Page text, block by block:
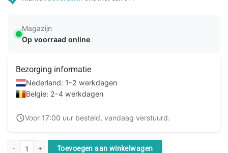
Magazijn
Op voorraad online
Bezorging informatie
Nederland: 1-2 werkdagen
Belgie: 2-4 werkdagen
Voor 17:00 uur besteld, vandaag verstuurd.
Epson TM-T88VII (112): USB, Ethernet, Serial, PS, Black aantal
Toevoegen aan winkelwagen